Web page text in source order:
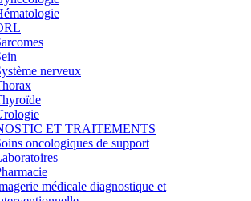
nerveux
ET TRAITEMENTS
oncologiques de support
médicale diagnostique et